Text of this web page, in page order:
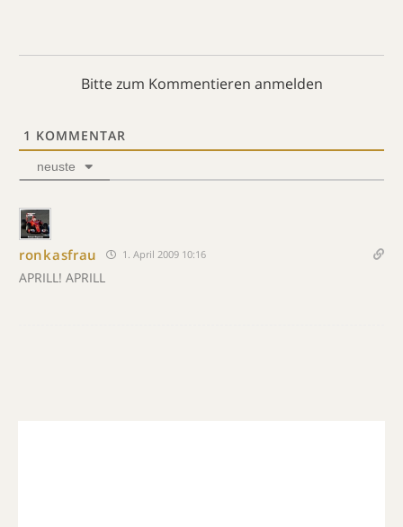
Bitte zum Kommentieren anmelden
1 KOMMENTAR
neuste
ronkasfrau 1. April 2009 10:16
APRILL! APRILL